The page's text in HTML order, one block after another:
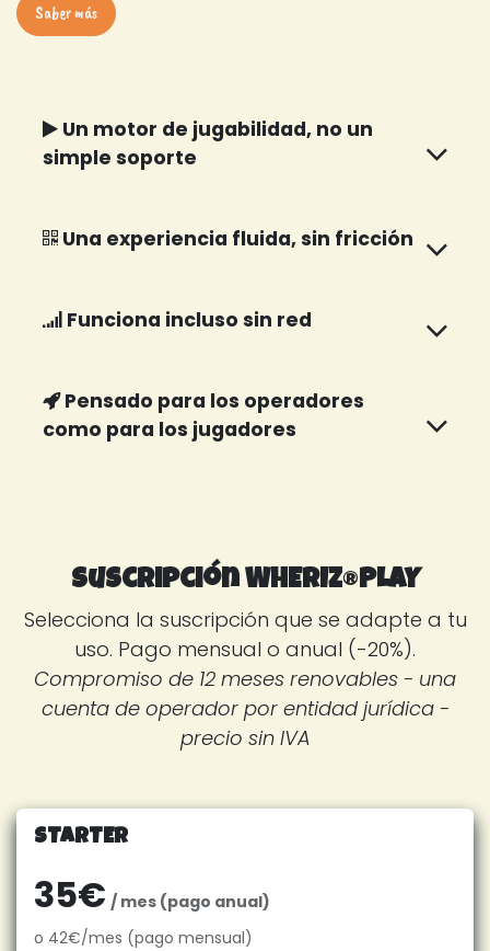
Saber más
Un motor de jugabilidad, no un
simple soporte
Una experiencia fluida, sin fricción
Funciona incluso sin red
Pensado para los operadores
como para los jugadores
Suscripción WHERIZ®PLAY
Selecciona la suscripción que se adapte a tu
uso. Pago mensual o anual (-20%).
Compromiso de 12 meses renovables - una
cuenta de operador por entidad jurídica -
precio sin IVA
STARTER
35€ / mes (pago anual)
o 42€/mes (pago mensual)